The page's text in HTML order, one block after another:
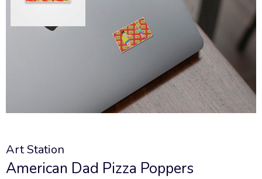
Art Station
American Dad Pizza Poppers